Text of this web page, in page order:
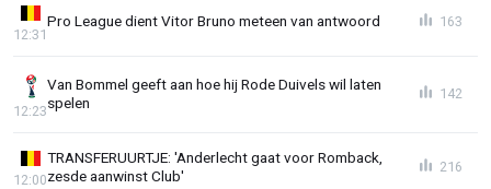
Pro League dient Vitor Bruno meteen van antwoord
12:31
163
Van Bommel geeft aan hoe hij Rode Duivels wil laten
spelen
12:23
142
TRANSFERUURTJE: 'Anderlecht gaat voor Romback,
zesde aanwinst Club'
12:00
216